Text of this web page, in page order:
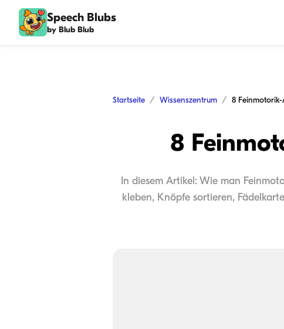
Speech Blubs
by Blub Blub
Startseite Wissenszentrum 8
8
In diesem Artikel: Wie man
kleben, Knöpfe sortieren,